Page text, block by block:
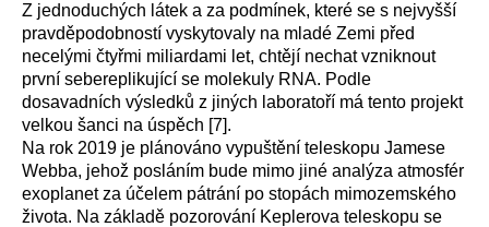
Z jednoduchých látek a za podmínek, které se s nejvyšší
pravděpodobností vyskytovaly na mladé Zemi před
necelými čtyřmi miliardami let, chtějí nechat vzniknout
první sebereplikující se molekuly RNA. Podle
dosavadních výsledků z jiných laboratoří má tento projekt
velkou šanci na úspěch [7].
Na rok 2019 je plánováno vypuštění teleskopu Jamese
Webba, jehož posláním bude mimo jiné analýza atmosfér
exoplanet za účelem pátrání po stopách mimozemského
života. Na základě pozorování Keplerova teleskopu se